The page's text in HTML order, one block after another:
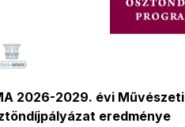
2026-2029. évi Művészeti
eredménye